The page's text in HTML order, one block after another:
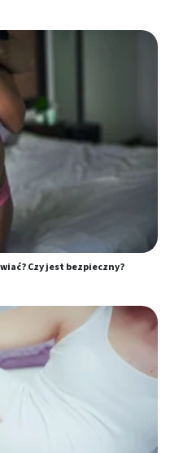
Czy jest bezpieczny?
treści
do